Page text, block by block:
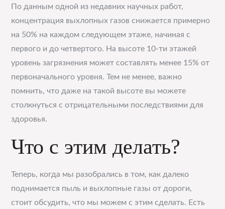
По данным одной из недавних научных работ,
концентрация выхлопных газов снижается примерно
на 50% на каждом следующем этаже, начиная с
первого и до четвертого. На высоте 10-ти этажей
уровень загрязнения может составлять менее 15% от
первоначального уровня. Тем не менее, важно
помнить, что даже на такой высоте вы можете
столкнуться с отрицательными последствиями для
здоровья.
Что с этим делать?
Теперь, когда мы разобрались в том, как далеко
поднимается пыль и выхлопные газы от дороги,
стоит обсудить, что мы можем с этим сделать. Есть